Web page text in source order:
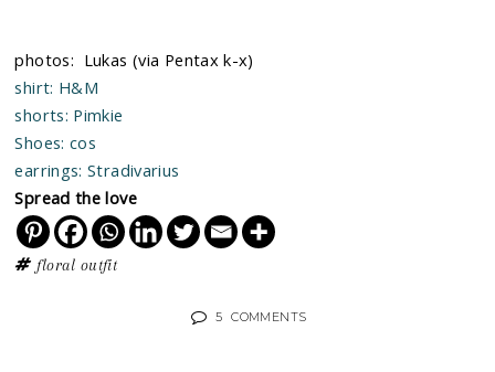
photos: Lukas (via Pentax k-x)
shirt: H&M
shorts: Pimkie
Shoes: cos
earrings: Stradivarius
Spread the love
floral outfit
5 COMMENTS